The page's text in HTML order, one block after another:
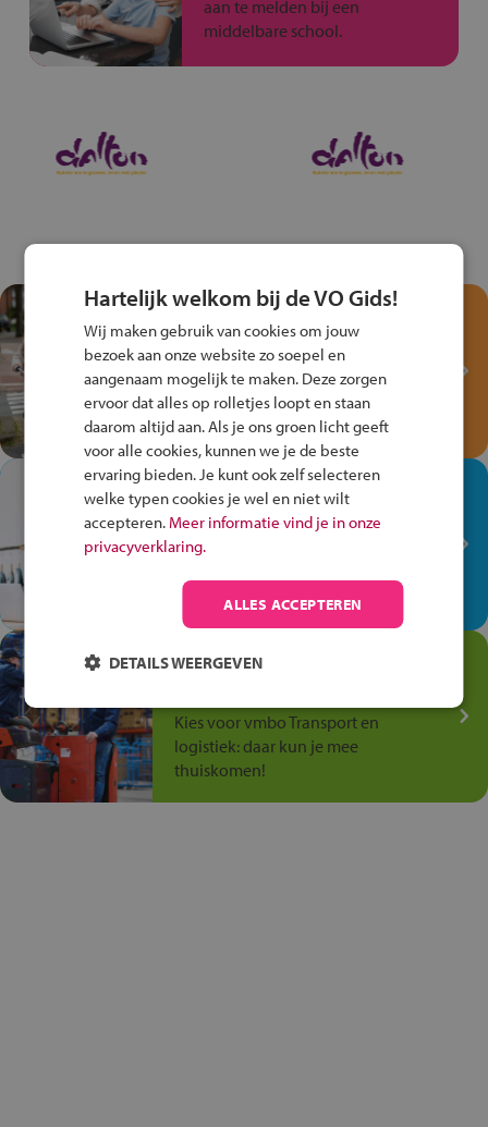
aan te melden bij een
middelbare school.
Test je kennis met het
Fiets Veilig
Verkeersspel!
Speel het Fiets Veilig Verkeersspel
en win een Cortina-fiets!
In de winkel ben je op je
plek!
Ontdek via het vmbo jouw talent
anders is!
Jouw talent in de
Kies voor vmbo Transport en
logistiek: daar kun je mee
thuiskomen!
Hartelijk welkom bij de VO Gids!
Wij maken gebruik van cookies om jouw
bezoek aan onze website zo soepel en
aangenaam mogelijk te maken. Deze zorgen
ervoor dat alles op rolletjes loopt en staan
daarom altijd aan. Als je ons groen licht geeft
voor alle cookies, kunnen we je de beste
ervaring bieden. Je kunt ook zelf selecteren
welke typen cookies je wel en niet wilt
accepteren. Meer informatie vind je in onze
privacyverklaring.
ALLES ACCEPTEREN
DETAILS WEERGEVEN